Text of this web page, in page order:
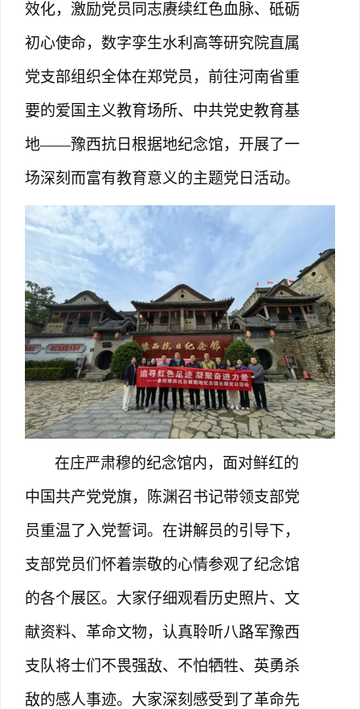
效化，激励党员 同志赓续红色血脉、砥砺
初心使命，数字孪生水利高等研究院直属
党支部组织全体在郑党员 ，前往河南省重
要的爱国主义教育场所、中共党史教育基
地——豫西抗日根据地纪念馆，开展了一
场深刻而富有教育意义的主题党日活动。
在庄严肃穆的纪念馆内，面对鲜红的
中国共产党党旗，陈渊召书记带领支部党
员重温了入党誓词。在讲解员的引导下，
支部党员们怀着崇敬的心情参观了纪念馆
的各个展区。大家仔细观看历史照片、文
献资料、革命文物，认真聆听八路军豫西
支队将士们不畏强敌、不怕牺牲、英勇杀
敌的感人事迹。大家深刻感受到了革命先